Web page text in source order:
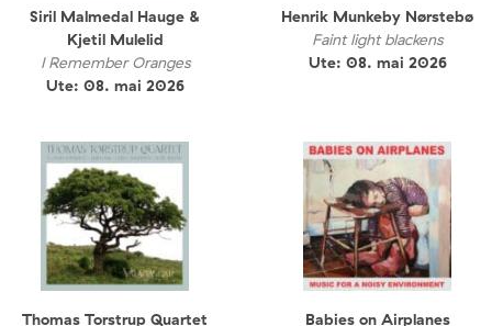
Siril Malmedal Hauge &
Kjetil Mulelid
I Remember Oranges
Ute: 08. mai 2026
Henrik Munkeby Nørstebø
Faint light blackens
Ute: 08. mai 2026
Thomas Torstrup Quartet
Babies on Airplanes